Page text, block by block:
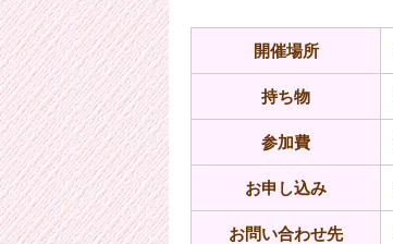
開催場所
持ち物
参加費
お申し込み
お問い合わせ先